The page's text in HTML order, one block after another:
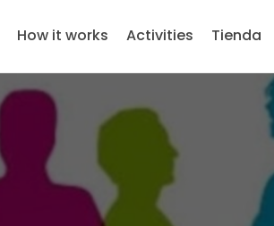
How it works Activities Tienda